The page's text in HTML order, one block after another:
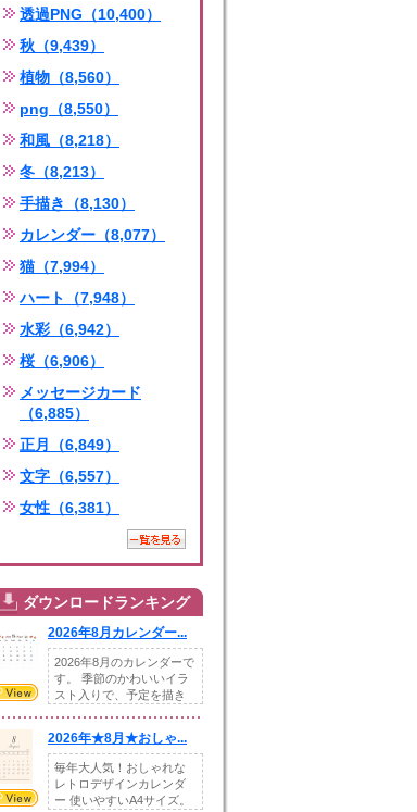
透過PNG（10,400）
秋（9,439）
植物（8,560）
png（8,550）
和風（8,218）
冬（8,213）
手描き（8,130）
カレンダー（8,077）
猫（7,994）
ハート（7,948）
水彩（6,942）
桜（6,906）
メッセージカード
（6,885）
正月（6,849）
文字（6,557）
女性（6,381）
ダウンロードランキング
2026年8月カレンダー...
2026年8月のカレンダーで
す。 季節のかわいいイラ
スト入りで、予定を描き
2026年★8月★おしゃ...
毎年大人気！おしゃれな
レトロデザインカレンダ
ー 使いやすいA4サイズ。